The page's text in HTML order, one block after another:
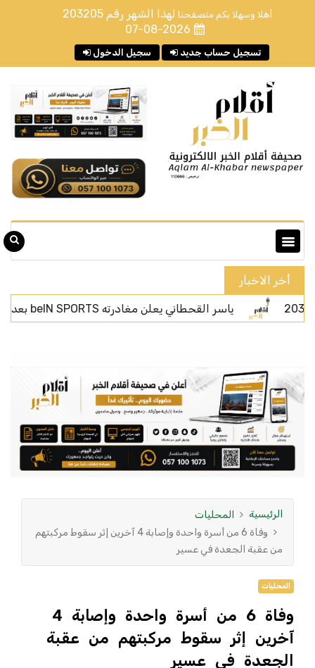
أهلا وسهلا بكم متصفحنا لهذا الشهر رقم 203205
07-08-2026
سجيل الدخول تسجيل حساب جديد
أخر الاخبار
ياسر القحطاني يعلن مغادرته beIN SPORTS بعد أربعة أعوام من الحضور الإعلامي
الرئيسية
المحليات
وفاة 6 من أسرة واحدة وإصابة 4 آخرين إثر سقوط مركبتهم
من عقبة الجعدة في عسير
المحليات
وفاة 6 من أسرة واحدة وإصابة 4
آخرين إثر سقوط مركبتهم من عقبة
الجعدة في عسير